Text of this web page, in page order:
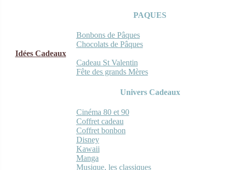
PAQUES
Bonbons de Pâques
Chocolats de Pâques
Idées Cadeaux
Cadeau St Valentin
Fête des grands Mères
Univers Cadeaux
Cinéma 80 et 90
Coffret cadeau
Coffret bonbon
Disney
Kawaii
Manga
Musique, les classiques